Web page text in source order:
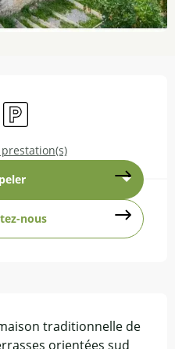
Parking
nous
traditionnelle de
orientées sud